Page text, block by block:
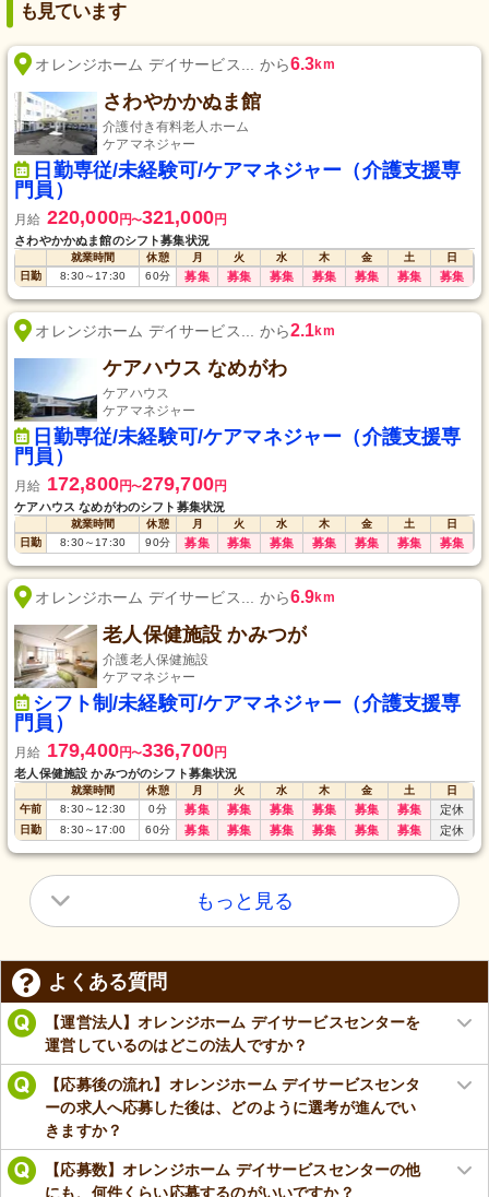
も見ています
オレンジホーム デイサービス... から6.3km
さわやかかぬま館
介護付き有料老人ホーム
ケアマネジャー
日勤専従/未経験可/ケアマネジャー（介護支援専
門員）
月給 220,000円〜321,000円
さわやかかぬま館のシフト募集状況
就業時間 休憩 月 火 水 木 金 土
日
日勤
8:30～17:30 60分 募集 募集 募集 募集 募集 募集 募集
オレンジホーム デイサービス... から2.1km
ケアハウス なめがわ
ケアハウス
ケアマネジャー
日勤専従/未経験可/ケアマネジャー（介護支援専
門員）
月給 172,800円〜279,700円
ケアハウス なめがわのシフト募集状況
就業時間 休憩 月 火 水 木 金 土
日
日勤
8:30～17:30 90分 募集 募集 募集 募集 募集 募集 募集
オレンジホーム デイサービス... から6.9km
老人保健施設 かみつが
介護老人保健施設
ケアマネジャー
シフト制/未経験可/ケアマネジャー（介護支援専
門員）
月給 179,400円〜336,700円
老人保健施設 かみつがのシフト募集状況
就業時間 休憩 月 火 水 木 金 土
日
午前
8:30～12:30 0分 募集 募集 募集 募集 募集 募集 定休
日勤 8:30～17:00 60分 募集 募集 募集 募集 募集 募集 定休
もっと見る
よくある質問
【運営法人】オレンジホーム デイサービスセンターを
運営しているのはどこの法人ですか？
【応募後の流れ】オレンジホーム デイサービスセンタ
ーの求人へ応募した後は、どのように選考が進んでい
きますか？
【応募数】オレンジホーム デイサービスセンターの他
にも、何件くらい応募するのがいいですか？